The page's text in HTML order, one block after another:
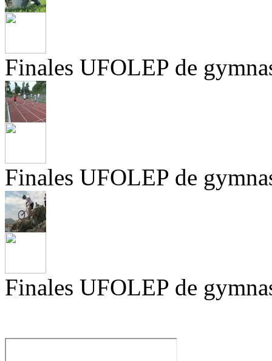
Finales UFOLEP de
Finales UFOLEP de
Finales UFOLEP de